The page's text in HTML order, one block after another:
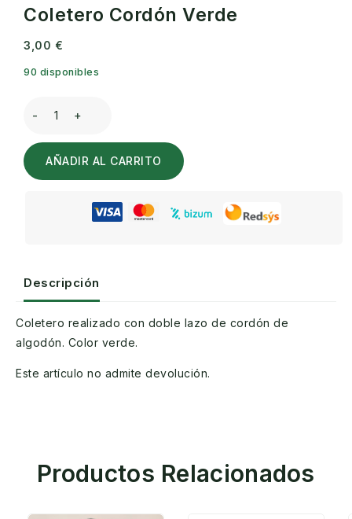
Coletero Cordón Verde
3,00 €
90 disponibles
Coletero
Verde
AÑADIR AL CARRITO
Descripción
Coletero realizado con doble lazo de cordón de
algodón. Color verde.
Este artículo no admite devolución.
Productos Relacionados